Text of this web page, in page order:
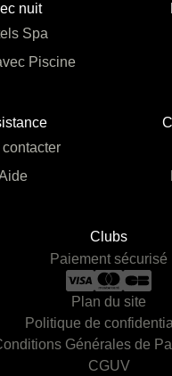
nuit
Spa
Piscine
contacter
Clubs
Paiement sécurisé
Plan du site
Politique de
Générales de
CGUV